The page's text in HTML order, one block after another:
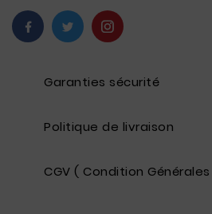
Garanties sécurité
Politique de livraison
CGV ( Condition